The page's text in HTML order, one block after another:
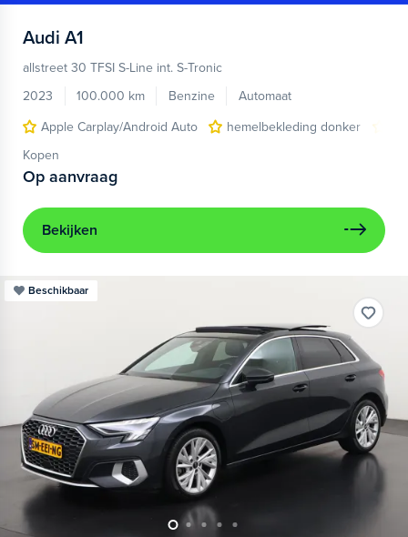
Audi A1
allstreet 30 TFSI S-Line int. S-Tronic
2023
100.000 km Benzine
Automaat
Apple Carplay/Android Auto
hemelbekleding donker
Kopen
Op aanvraag
Bekijken
Beschikbaar